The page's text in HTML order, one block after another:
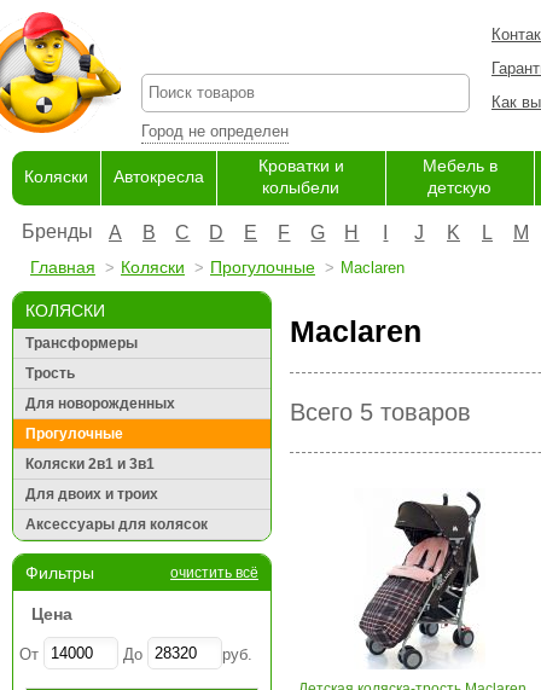
Город не определен
Как
Коляски Автокресла
Кроватки и
колыбели
Мебель в
детскую
Бренды A B C D E F G H J K L M
Главная Коляски Прогулочные Maclaren
КОЛЯСКИ
Трансформеры
Трость
Для новорожденных
Прогулочные
Коляски 2в1 и 3в1
Для двоих и троих
Аксессуары для колясок
Фильтры очистить всё
Цена
От До руб.
Maclaren
Всего 5 товаров